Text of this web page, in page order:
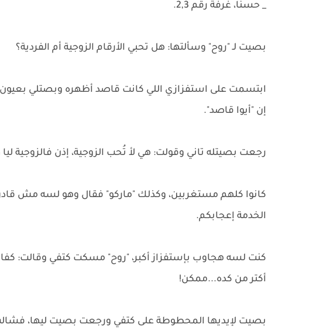
_ حسنًا، غرفة رقم 2,3.
بصيت لـ "روح" وسألتها: هل تحبي الأرقام الزوجية أم الفردية؟
ابتسمت على استفزازي اللي كانت قاصد أظهره وبصتلي بعيون
إن "أيوا قاصد".
رجعت بصيتله تاني وقولت: هي لأ تُحب الزوجية، إذن فالزوجية ليا
كانوا كلهم مستغربين، وكذلك "ماركو" فقال وهو لسه مش
الخدمة إعجابكم.
كنت لسه هجاوب بإستفزاز أكبر، "روح" مسكت كتفي وقالت:
أكتر من كده...ممكن!
بصيت لإيديها المحطوطة على كتفي ورجعت بصيت ليها، فشالت